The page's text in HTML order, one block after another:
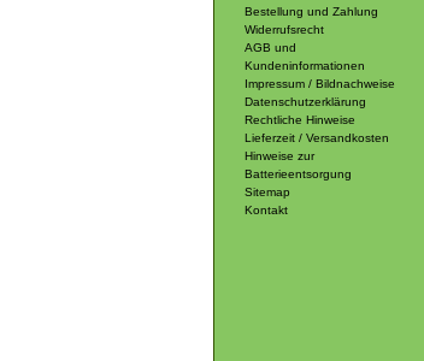
Bestellung und Zahlung
Widerrufsrecht
AGB und
Kundeninformationen
Impressum / Bildnachweise
Datenschutzerklärung
Rechtliche Hinweise
Lieferzeit / Versandkosten
Hinweise zur
Batterieentsorgung
Sitemap
Kontakt